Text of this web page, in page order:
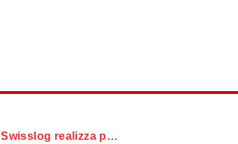
Swisslog realizza per Surgital il primo sistema di picking automatico sotto zero in Italia